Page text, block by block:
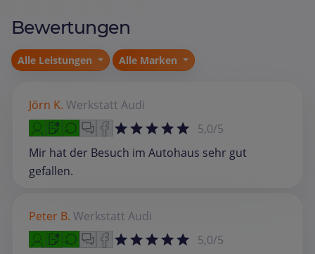
Bewertungen
Alle Leistungen Alle Marken
Jörn K. Werkstatt Audi
5,0/5
Mir hat der Besuch im Autohaus sehr gut
gefallen.
Peter B. Werkstatt Audi
5,0/5